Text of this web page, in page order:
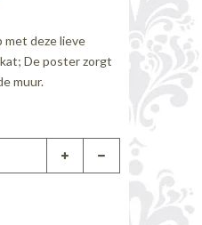
met deze lieve
De poster zorgt
muur.